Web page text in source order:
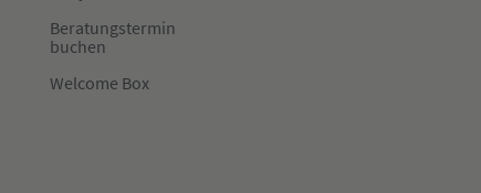
Beratungstermin
buchen
Welcome Box